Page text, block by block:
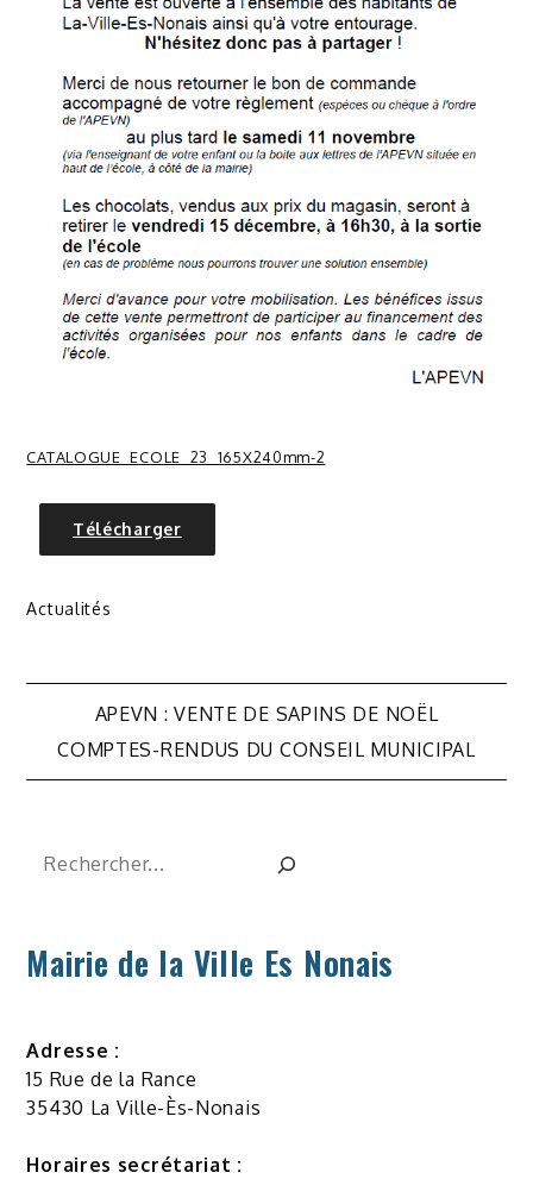
CATALOGUE_ECOLE_23_165X240mm-2
Télécharger
Actualités
Navigation
APEVN : VENTE DE SAPINS DE NOËL
COMPTES-RENDUS DU CONSEIL MUNICIPAL
Rechercher
Mairie de la Ville Es Nonais
Adresse :
15 Rue de la Rance
35430 La Ville-Ès-Nonais
Horaires secrétariat :